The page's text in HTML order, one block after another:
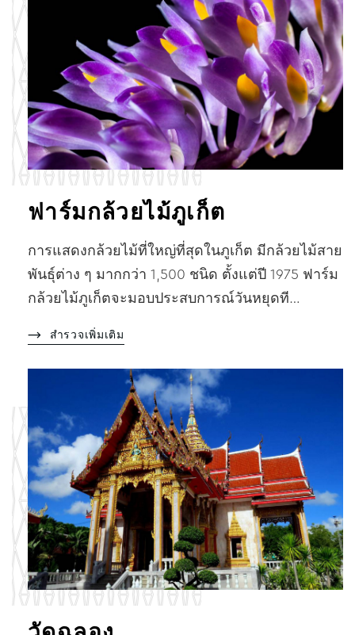
ฟาร์มกล้วยไม้ภูเก็ต
การแสดงกล้วยไม้ที่ใหญ่ที่สุดในภูเก็ต มีกล้วยไม้สาย
พันธุ์ต่าง ๆ มากกว่า 1,500 ชนิด ตั้งแต่ปี 1975 ฟาร์ม
กล้วยไม้ภูเก็ตจะมอบประสบการณ์วันหยุดที…
สำรวจเพิ่มเติม